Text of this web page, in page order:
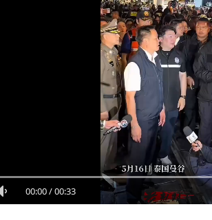
00:00/00:33